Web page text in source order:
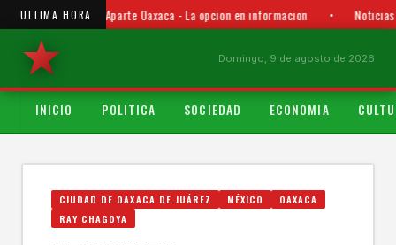
ULTIMA HORAPunto y Aparte Oaxaca - La opcion en informacion • Noticias
Domingo, 9 de agosto de 2026
INICIO POLITICA SOCIEDAD ECONOMIA
CIUDAD DE OAXACA DE JUÁREZ MÉXICO
OAXACA
RAY CHAGOYA